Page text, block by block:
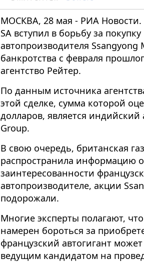
МОСКВА, 28 мая - РИА Новости.
SA вступил в борьбу за
автопроизводителя
банкротства с февраля
агентство Рейтер.
По данным источника
этой сделке, сумма которой
долларов, является
Group.
В свою очередь, британская
распространила информацию
заинтересованности
автопроизводителе, акции
подорожали.
Многие эксперты полагают,
намерен бороться за
французский автогигант
ведущим кандидатом на